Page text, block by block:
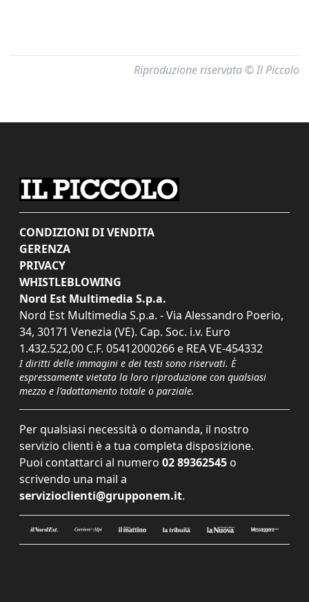
Riproduzione riservata © Il Piccolo
CONDIZIONI DI VENDITA
GERENZA
PRIVACY
WHISTLEBLOWING
Nord Est Multimedia S.p.a.
Nord Est Multimedia S.p.a. - Via Alessandro Poerio,
34, 30171 Venezia (VE). Cap. Soc. i.v. Euro
1.432.522,00 C.F. 05412000266 e REA VE-454332
I diritti delle immagini e dei testi sono riservati. È
espressamente vietata la loro riproduzione con qualsiasi
mezzo e l'adattamento totale o parziale.
Per qualsiasi necessità o domanda, il nostro
servizio clienti è a tua completa disposizione.
Puoi contattarci al numero 02 89362545 o
scrivendo una mail a
servizioclienti@grupponem.it.